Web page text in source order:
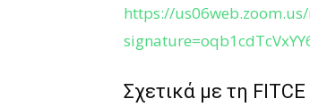
https://
Σχετικά με τη